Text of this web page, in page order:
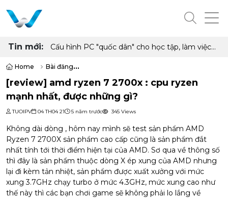
Tin mới:
Đánh giá Lenovo Yoga Slim 7a (14”, 11): Mỏng
đáng sở hữu
Home
Bài đăng
[review] amd ryzen 7 2700x : cpu ryzen mạnh nhất, được những gì?
[review] amd ryzen 7 2700x : cpu ryzen
mạnh nhất, được những gì?
TUOIPV 04 TH04 21 5 năm trước 345 Views
Không dài dòng , hôm nay mình sẽ test sản phẩm AMD
Ryzen 7 2700X sản phẩm cao cấp cũng là sản phẩm đắt
nhất tính tới thời điểm hiện tại của AMD. Sơ qua về thông số
thì đây là sản phẩm thuộc dòng X ép xung của AMD nhưng
lại đi kèm tản nhiệt, sản phẩm được xuất xưởng với mức
xung 3.7GHz chạy turbo ở mức 4.3GHz, mức xung cao như
thế này thì các bạn chơi game sẽ không phải lo lắng về